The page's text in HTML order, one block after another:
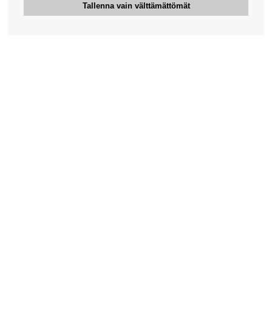
Tallenna vain välttämättömät